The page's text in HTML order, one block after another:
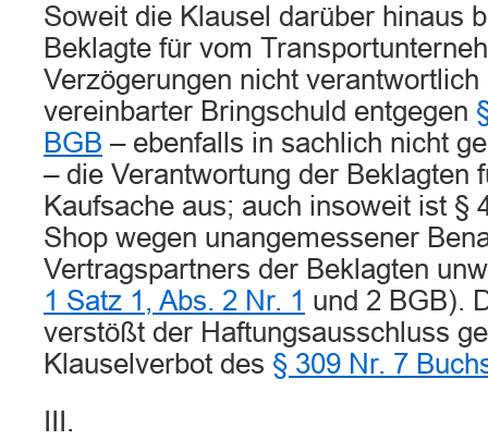
Soweit die Klausel darüber hinaus
Beklagte für vom
Verzögerungen nicht
vereinbarter Bringschuld entgegen
BGB – ebenfalls in sachlich nicht
– die Verantwortung der Beklagten
Kaufsache aus; auch insoweit ist §
Shop wegen unangemessener
Vertragspartners der Beklagten
1 Satz 1, Abs. 2 Nr. 1 und 2 BGB).
verstößt der Haftungsausschluss
Klauselverbot des § 309 Nr. 7
III.